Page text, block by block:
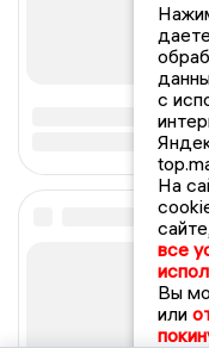
с
На
все
Вы
или